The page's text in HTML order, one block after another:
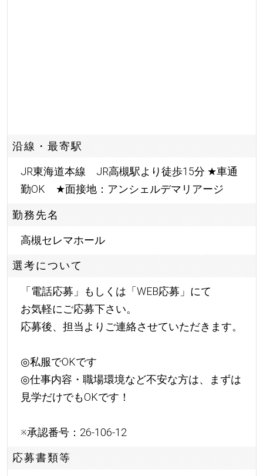
沿線・最寄駅
JR東海道本線 JR高槻駅より徒歩15分 ★車通
勤OK ★面接地：アンシェルデマリアージ
勤務先名
高槻セレマホール
選考について
「電話応募」もしくは「WEB応募」にて
お気軽にご応募下さい。
応募後、担当よりご連絡させていただきます。
◎私服でOKです
◎仕事内容・職場環境など不安な方は、まずは
見学だけでもOKです！
※承認番号：26-106-12
応募書類等